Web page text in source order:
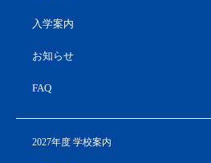
入学案内
お知らせ
FAQ
2027年度 学校案内